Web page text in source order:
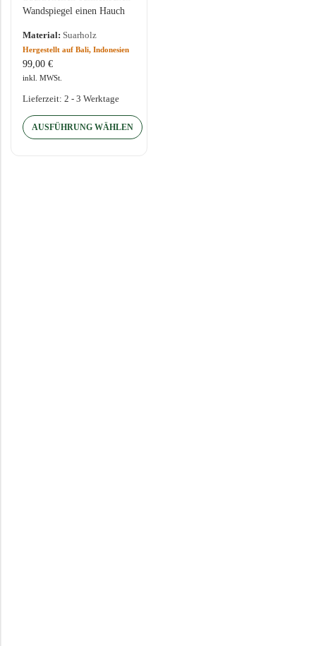
Wandspiegel einen Hauch
Handwerkskunst. Der
Spiegel beeindruckt durch
eine großzügige
Holzverzierung, die
kunstvoll…
Material: Suarholz
Hergestellt auf Bali, Indonesien
99,00 €
inkl. MWSt.
Lieferzeit: 2 - 3 Werktage
AUSFÜHRUNG WÄHLEN